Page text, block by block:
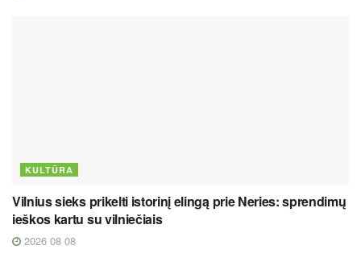
KULTŪRA
Vilnius sieks prikelti istorinį elingą prie Neries: sprendimų
ieškos kartu su vilniečiais
2026 08 08